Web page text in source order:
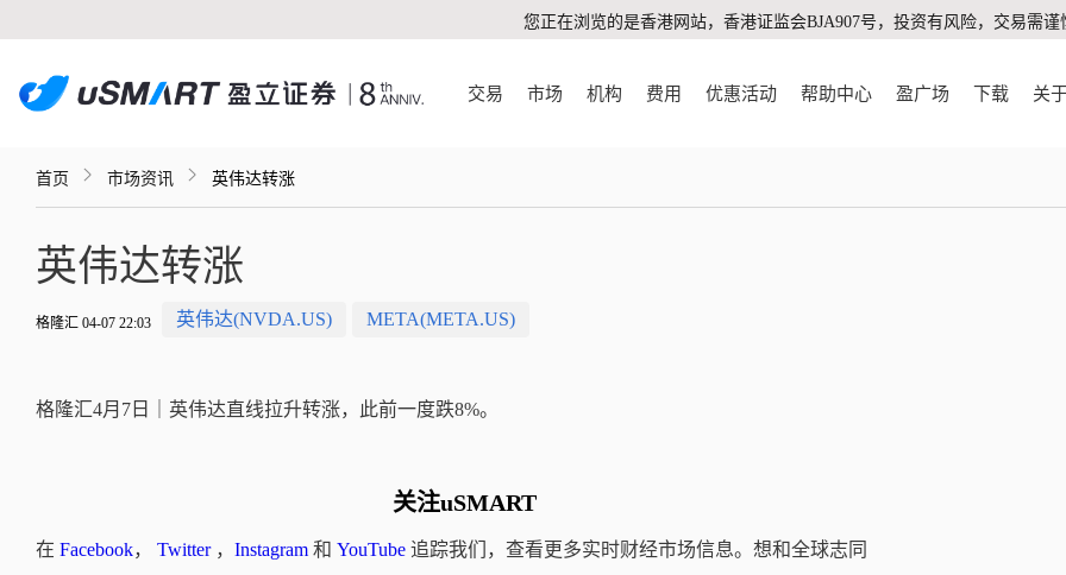
您正在浏览的是香港网站，香港证监会BJA907号，投资有风险，交易需谨
交易 市场 机构 费用 优惠活动 帮助中心 盈广场 下载 关
首页 市场资讯 英伟达转涨
英伟达转涨
格隆汇 04-07 22:03 英伟达(NVDA.US) META(META.US)
格隆汇4月7日｜英伟达直线拉升转涨，此前一度跌8%。
关注uSMART
在 Facebook， Twitter， Instagram 和 YouTube 追踪我们，查看更多实时财经市场信息。想和全球志同